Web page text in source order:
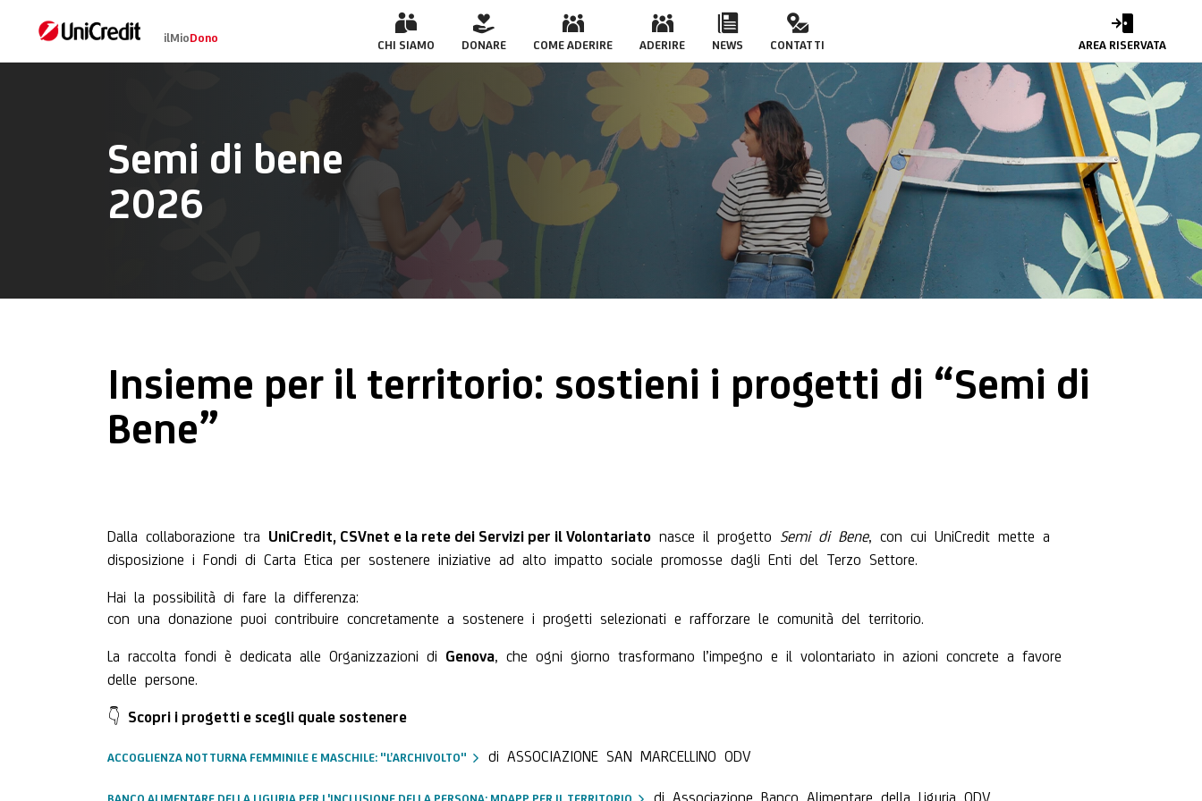
CSV ilMioDono
CHI SIAMO DONARE COME ADERIRE ADERIRE NEWS CONTATTI AREA RISERVATA
Semi di bene
2026
Insieme per il territorio: sostieni i progetti di “Semi di
Bene”
Dalla collaborazione tra UniCredit, CSVnet e la rete dei Servizi per il Volontariato nasce il progetto Semi di Bene, con cui UniCredit mette a
disposizione i Fondi di Carta Etica per sostenere iniziative ad alto impatto sociale promosse dagli Enti del Terzo Settore.
Hai la possibilità di fare la differenza:
con una donazione puoi contribuire concretamente a sostenere i progetti selezionati e rafforzare le comunità del territorio.
La raccolta fondi è dedicata alle Organizzazioni di Genova , che ogni giorno trasformano l’impegno e il volontariato in azioni concrete a favore
delle persone.
👇 Scopri i progetti e scegli quale sostenere
ACCOGLIENZA NOTTURNA FEMMINILE E MASCHILE: "L’ARCHIVOLTO" di ASSOCIAZIONE SAN MARCELLINO ODV
di Associazione Banco Alimentare della Liguria ODV